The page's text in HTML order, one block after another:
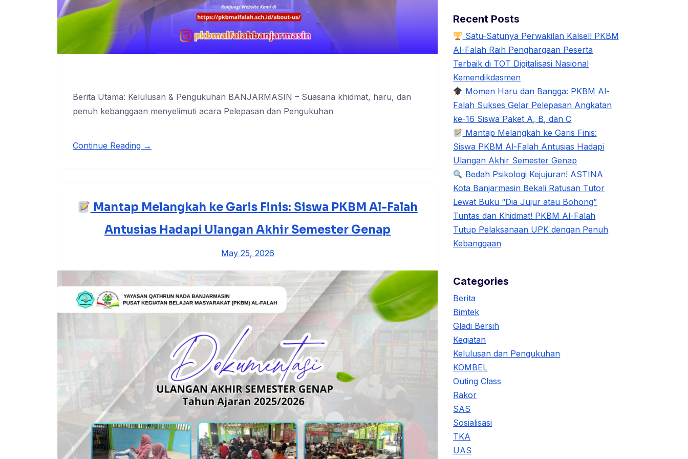
Berita Utama: Kelulusan & Pengukuhan BANJARMASIN – Suasana khidmat, haru, dan
penuh kebanggaan menyelimuti acara Pelepasan dan Pengukuhan
Continue Reading →
Mantap Melangkah ke Garis Finis: Siswa PKBM Al-Falah
Antusias Hadapi Ulangan Akhir Semester Genap
May 25, 2026
Recent Posts
Satu-Satunya Perwakilan Kalsel! PKBM
Al-Falah Raih Penghargaan Peserta
Terbaik di TOT Digitalisasi Nasional
Kemendikdasmen
Momen Haru dan Bangga: PKBM Al-
Falah Sukses Gelar Pelepasan Angkatan
ke-16 Siswa Paket A, B, dan C
Mantap Melangkah ke Garis Finis:
Siswa PKBM Al-Falah Antusias Hadapi
Ulangan Akhir Semester Genap
Bedah Psikologi Kejujuran! ASTINA
Kota Banjarmasin Bekali Ratusan Tutor
Lewat Buku “Dia Jujur atau Bohong”
Tuntas dan Khidmat! PKBM Al-Falah
Tutup Pelaksanaan UPK dengan Penuh
Kebanggaan
Categories
Berita
Bimtek
Gladi Bersih
Kegiatan
Kelulusan dan Pengukuhan
KOMBEL
Outing Class
Rakor
SAS
Sosialisasi
TKA
UAS